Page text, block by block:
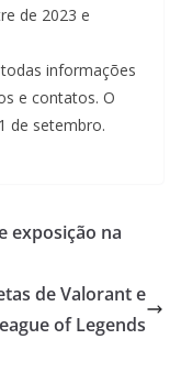
de 2023 e
informações
e contatos. O
de setembro.
exposição na
de Valorant e
of Legends